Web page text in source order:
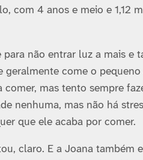
com 4 anos e meio e 1,12
não entrar luz a mais e
come o
comer, mas tento sempre
nenhuma, mas não há
que ele acaba por comer.
claro. E a Joana também